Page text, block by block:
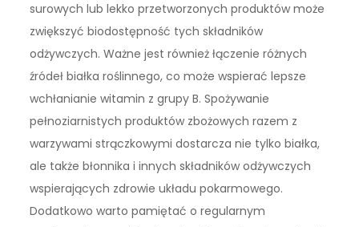
surowych lub lekko przetworzonych produktów może
zwiększyć biodostępność tych składników
odżywczych. Ważne jest również łączenie różnych
źródeł białka roślinnego, co może wspierać lepsze
wchłanianie witamin z grupy B. Spożywanie
pełnoziarnistych produktów zbożowych razem z
warzywami strączkowymi dostarcza nie tylko białka,
ale także błonnika i innych składników odżywczych
wspierających zdrowie układu pokarmowego.
Dodatkowo warto pamiętać o regularnym